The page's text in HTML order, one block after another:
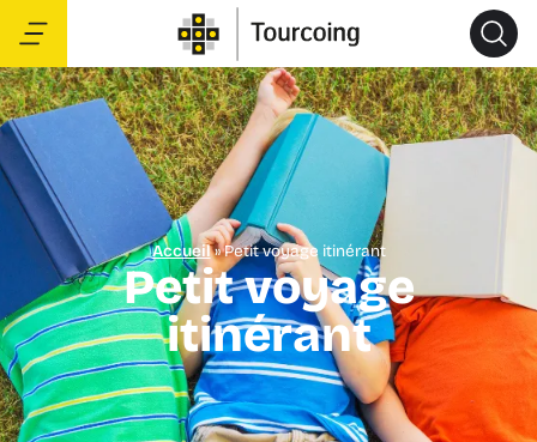
Accueil»Petit voyage itinérant
Petit voyage
itinérant